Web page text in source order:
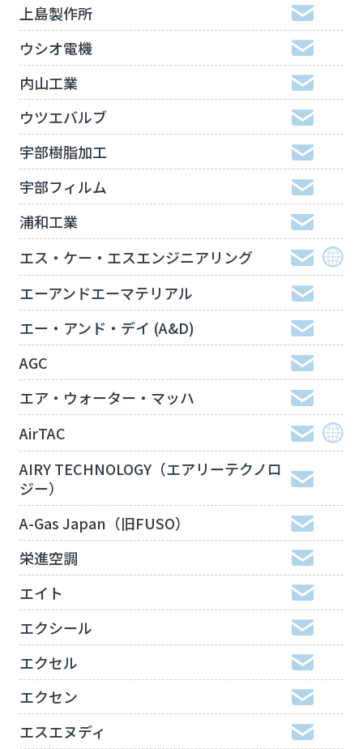
上島製作所
ウシオ電機
内山工業
ウツエバルブ
宇部樹脂加工
宇部フィルム
浦和工業
エス・ケー・エスエンジニアリング
エーアンドエーマテリアル
エー・アンド・デイ (A&D)
AGC
エア・ウォーター・マッハ
AirTAC
AIRY TECHNOLOGY（エアリーテクノロ
ジー）
A-Gas Japan（旧FUSO）
栄進空調
エイト
エクシール
エクセル
エクセン
エスエヌディ